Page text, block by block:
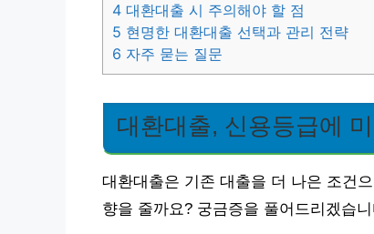
4 대환대출 시 주의해야 할 점
5 현명한 대환대출 선택과 관리 전략
6 자주 묻는 질문
대환대출, 신용등급에
대환대출은 기존 대출을 더 나은 조건
향을 줄까요? 궁금증을 풀어드리겠습